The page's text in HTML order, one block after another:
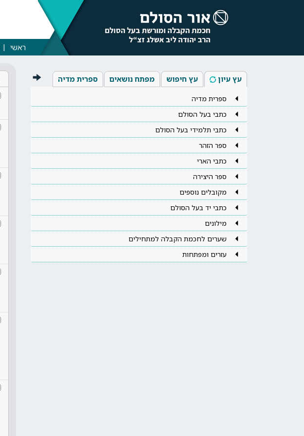
ראשי
עץ עיון עץ חיפוש מפתח נושאים ספרית מדיה
ספרית מדיה
כתבי בעל הסולם
כתבי תלמידי בעל הסולם
ספר הזהר
כתבי הארי
ספר היצירה
מקובלים נוספים
כתבי יד בעל הסולם
מילונים
שערים לחכמת הקבלה למתחילים
עזרים ומפתחות